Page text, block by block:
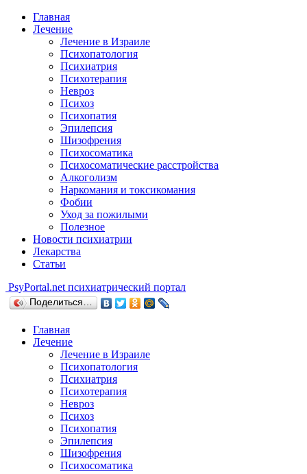
Главная
Лечение
Лечение в Израиле
Психопатология
Психиатрия
Психотерапия
Невроз
Психоз
Психопатия
Эпилепсия
Шизофрения
Психосоматика
Психосоматические расстройства
Алкоголизм
Наркомания и токсикомания
Фобии
Уход за пожилыми
Полезное
Новости психиатрии
Лекарства
Статьи
PsyPortal.net психиатрический портал
Поделиться…
Главная
Лечение
Лечение в Израиле
Психопатология
Психиатрия
Психотерапия
Невроз
Психоз
Психопатия
Эпилепсия
Шизофрения
Психосоматика